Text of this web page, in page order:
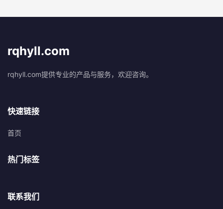
rqhyll.com
rqhyll.com提供专业的产品与服务，欢迎咨询。
快速链接
首页
热门标签
联系我们